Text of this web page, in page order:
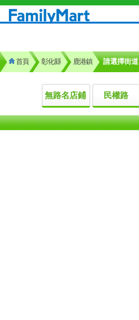
首頁 彰化縣 鹿港鎮 請選擇街道
無路名店鋪 民權路